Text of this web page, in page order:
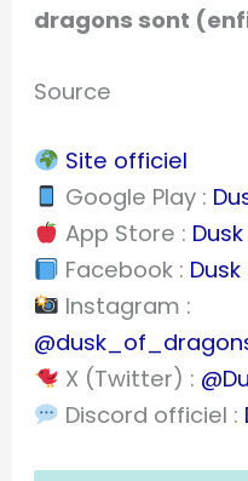
dragons sont
Source
Site officiel
Google Play :
App Store :
Facebook :
Instagram :
X (Twitter) :
Discord officiel :